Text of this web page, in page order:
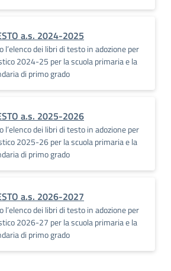
a.s. 2024-2025
l’elenco dei libri di testo in adozione per
2024-25 per la scuola primaria e la
di primo grado
a.s. 2025-2026
l’elenco dei libri di testo in adozione per
2025-26 per la scuola primaria e la
di primo grado
a.s. 2026-2027
l’elenco dei libri di testo in adozione per
2026-27 per la scuola primaria e la
di primo grado